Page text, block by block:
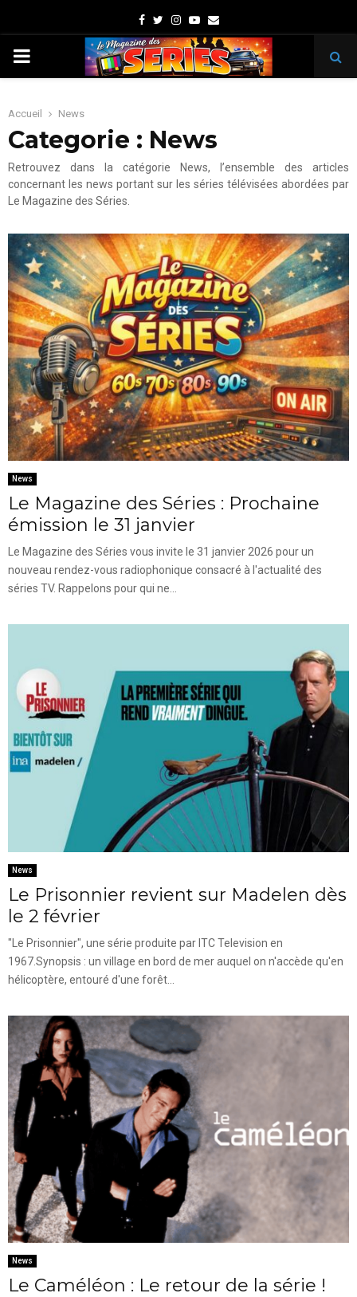
Facebook
TwitterInstagram
Youtube
Email
PRIMARY
Accueil News
Categorie : News
Retrouvez dans la catégorie News, l’ensemble des articles
concernant les news portant sur les séries télévisées abordées par
Le Magazine des Séries.
News
Le Magazine des Séries : Prochaine
émission le 31 janvier
Le Magazine des Séries vous invite le 31 janvier 2026 pour un
nouveau rendez-vous radiophonique consacré à l'actualité des
séries TV. Rappelons pour qui ne...
News
Le Prisonnier revient sur Madelen dès
le 2 février
"Le Prisonnier", une série produite par ITC Television en
1967.Synopsis : un village en bord de mer auquel on n'accède qu'en
hélicoptère, entouré d'une forêt...
News
Le Caméléon : Le retour de la série !